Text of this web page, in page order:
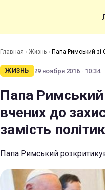
Главная › Жизнь › Папа Римський зі
ЖИЗНЬ
29 ноября 2016 · 10:34
Папа Римський
вчених до
замість
Папа Римський